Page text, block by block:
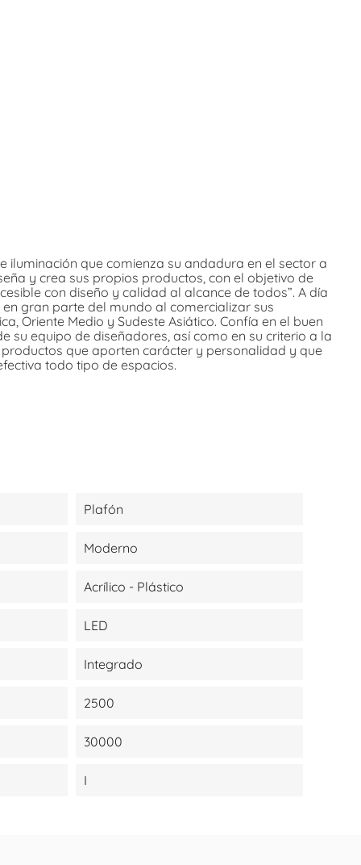
iluminación que comienza su andadura en el sector a
y crea sus propios productos, con el objetivo de
con diseño y calidad al alcance de todos”. A día
gran parte del mundo al comercializar sus
Oriente Medio y Sudeste Asiático. Confía en el buen
su equipo de diseñadores, así como en su criterio a la
que aporten carácter y personalidad y que
todo tipo de espacios.
Plafón
Moderno
Acrílico - Plástico
LED
Integrado
2500
30000
I